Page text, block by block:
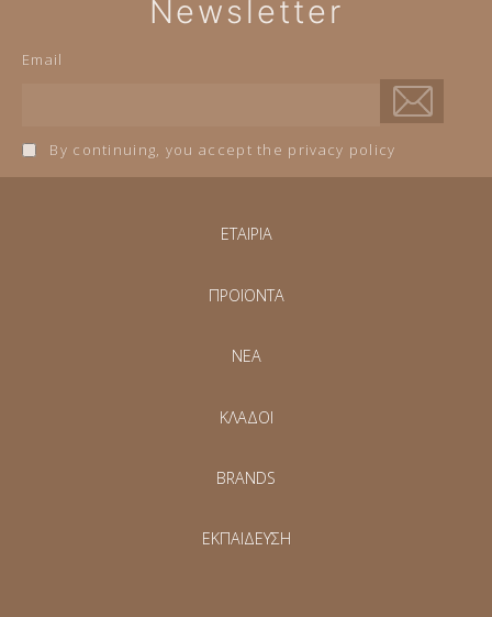
Newsletter
Email
By continuing, you accept the privacy policy
ΕΤΑΙΡΙΑ
ΠΡΟΪΟΝΤΑ
NEA
ΚΛΑΔΟΙ
BRANDS
ΕΚΠΑΙΔΕΥΣΗ